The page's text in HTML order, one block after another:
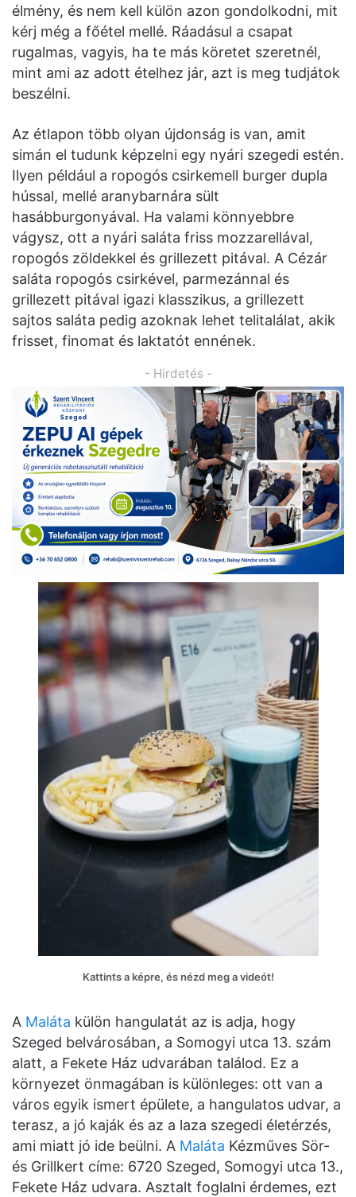
élmény, és nem kell külön azon gondolkodni, mit
kérj még a főétel mellé. Ráadásul a csapat
rugalmas, vagyis, ha te más köretet szeretnél,
mint ami az adott ételhez jár, azt is meg tudjátok
beszélni.
Az étlapon több olyan újdonság is van, amit
simán el tudunk képzelni egy nyári szegedi estén.
Ilyen például a ropogós csirkemell burger dupla
hússal, mellé aranybarnára sült
hasábburgonyával. Ha valami könnyebbre
vágysz, ott a nyári saláta friss mozzarellával,
ropogós zöldekkel és grillezett pitával. A Cézár
saláta ropogós csirkével, parmezánnal és
grillezett pitával igazi klasszikus, a grillezett
sajtos saláta pedig azoknak lehet telitalálat, akik
frisset, finomat és laktatót ennének.
- Hirdetés -
Kattints a képre, és nézd meg a videót!
A Maláta külön hangulatát az is adja, hogy
Szeged belvárosában, a Somogyi utca 13. szám
alatt, a Fekete Ház udvarában találod. Ez a
környezet önmagában is különleges: ott van a
város egyik ismert épülete, a hangulatos udvar, a
terasz, a jó kaják és az a laza szegedi életérzés,
ami miatt jó ide beülni. A Maláta Kézműves Sör-
és Grillkert címe: 6720 Szeged, Somogyi utca 13.,
Fekete Ház udvara. Asztalt foglalni érdemes, ezt